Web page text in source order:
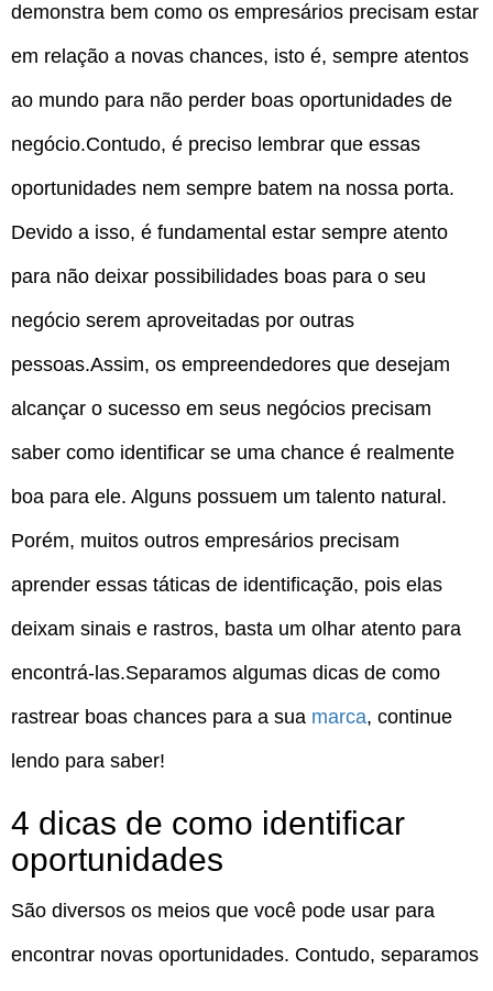
demonstra bem como os empresários precisam estar
em relação a novas chances, isto é, sempre atentos
ao mundo para não perder boas oportunidades de
negócio.Contudo, é preciso lembrar que essas
oportunidades nem sempre batem na nossa porta.
Devido a isso, é fundamental estar sempre atento
para não deixar possibilidades boas para o seu
negócio serem aproveitadas por outras
pessoas.Assim, os empreendedores que desejam
alcançar o sucesso em seus negócios precisam
saber como identificar se uma chance é realmente
boa para ele. Alguns possuem um talento natural.
Porém, muitos outros empresários precisam
aprender essas táticas de identificação, pois elas
deixam sinais e rastros, basta um olhar atento para
encontrá-las.Separamos algumas dicas de como
rastrear boas chances para a sua marca, continue
lendo para saber!
4 dicas de como identificar
oportunidades
São diversos os meios que você pode usar para
encontrar novas oportunidades. Contudo, separamos